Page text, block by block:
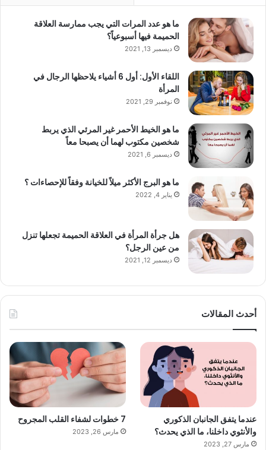
ما هو عدد المرات التي يجب ممارسة العلاقة
الحميمة فيها أسبوعياً؟
ديسمبر 13, 2021
اللقاء الأول: أول 6 أشياء يلاحظها الرجال في
المرأة
نوفمبر 29, 2021
ما هو الخيط الأحمر غير المرئي الذي يربط
شخصين مكتوب لهما أن يصبحا معاً
ديسمبر 6, 2021
ما هو البرج الأكثر ميلاً للخيانة وفقاً للإحصاءات ؟
يناير 4, 2022
هل جرأة المرأة في العلاقة الحميمة تجعلها تنزل
من عين الرجل؟
ديسمبر 12, 2021
أحدث المقالات
عندما يتفق الجانبان الذكوري
والأنثوي داخلنا، ما الذي يحدث؟
مارس 27, 2023
7 خطوات لشفاء القلب المجروح
مارس 26, 2023